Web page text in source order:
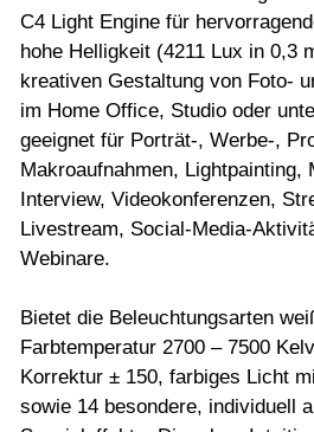
C4 Light Engine für
hohe Helligkeit (4211 Lux in 0,3
kreativen Gestaltung von Foto-
im Home Office, Studio oder
geeignet für Porträt-, Werbe-,
Makroaufnahmen, Lightpainting,
Interview, Videokonferenzen,
Livestream, Social-Media-
Webinare.
Bietet die Beleuchtungsarten
Farbtemperatur 2700 – 7500
Korrektur ± 150, farbiges Licht
sowie 14 besondere, individuell